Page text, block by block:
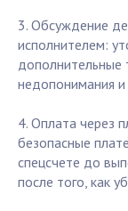
3. Обсуждение
исполнителем:
дополнительные
недопонимания
4. Оплата через
безопасные
спецсчете до
после того, как